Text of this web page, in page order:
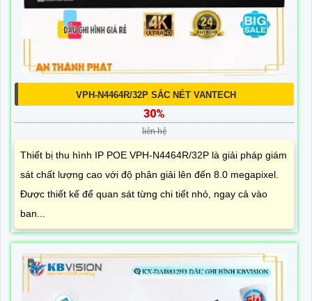
VPH-N4464R/32P SẮC NÉT VANTECH
30%
liên hệ
Thiết bị thu hình IP POE VPH-N4464R/32P là giải pháp giám
sát chất lượng cao với độ phân giải lên đến 8.0 megapixel.
Được thiết kế để quan sát từng chi tiết nhỏ, ngay cả vào
ban...